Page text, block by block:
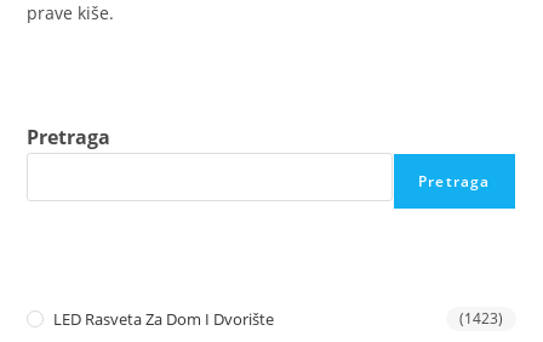
prave kiše.
Pretraga
Pretraga
LED Rasveta Za Dom I Dvorište (1423)